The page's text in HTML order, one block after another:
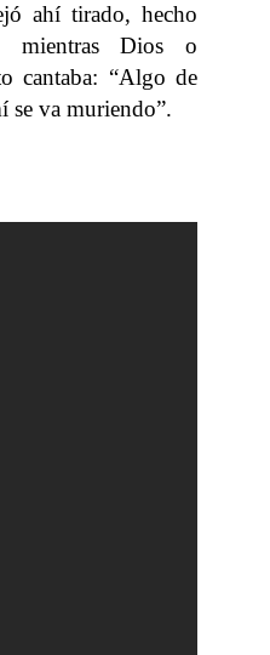
ahí tirado, hecho
mientras Dios o
cantaba: “Algo de
se va muriendo”.